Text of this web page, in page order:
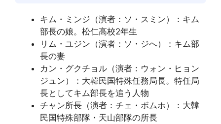
キム・ミンジ（演者：ソ・スミン）：キム
部長の娘。松仁高校2年生
リム・ユジン（演者：ソ・ジへ）：キム部
長の妻
カン・グクチョル（演者：ウォン・ヒョン
ジュン）：大韓民国特殊任務局長。特任局
長としてキム部長を追う人物
チャン所長（演者：チェ・ボムホ）：大韓
民国特殊部隊・天山部隊の所長